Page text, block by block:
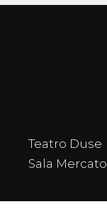
Teatro Duse
Sala Mercato